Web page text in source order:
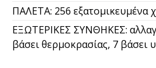
ΠΑΛΕΤΑ: 256 εξατομικευμένα
ΕΞΩΤΕΡΙΚΕΣ ΣΥΝΘΗΚΕΣ:
βάσει θερμοκρασίας, 7 βάσει